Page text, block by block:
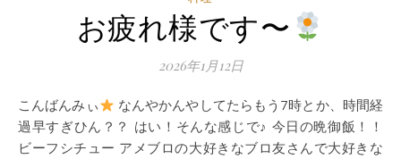
お疲れ様です〜
2026年1月12日
こんばんみぃ
なんやかんやしてたらもう7時とか、時間経
過早すぎひん？？ はい！そんな感じで♪ 今日の晩御飯！！
ビーフシチュー アメブロの大好きなブロ友さんで大好きな